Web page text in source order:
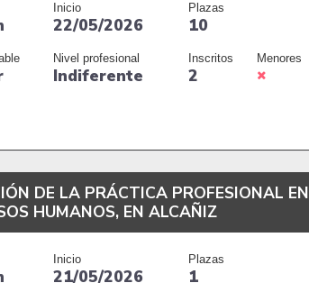
Inicio
22/05/2026
Plazas
10
Nivel profesional
Indiferente
Inscritos
2
Menores
DE LA PRÁCTICA PROFESIONAL EN
HUMANOS, EN ALCAÑIZ
Inicio
21/05/2026
Plazas
1